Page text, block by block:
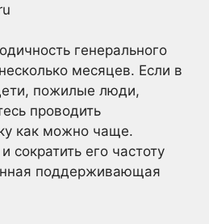
генерального
месяцев. Если в
пожилые люди,
проводить
как можно чаще.
сократить его частоту
поддерживающая